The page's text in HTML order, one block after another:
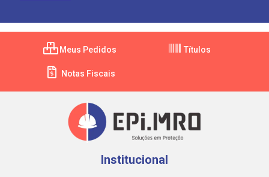
Meus Pedidos Títulos
Notas Fiscais
Institucional